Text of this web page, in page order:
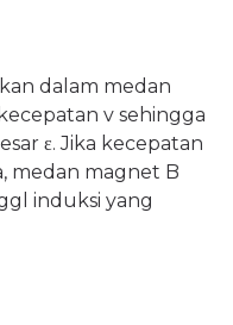
dalam medan
v sehingga
ε. Jika kecepatan
medan magnet B
induksi yang